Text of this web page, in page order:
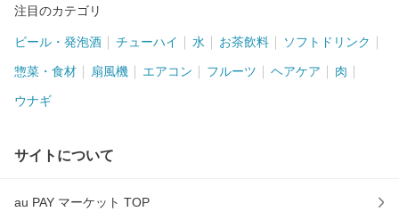
注目のカテゴリ
ビール・発泡酒 チューハイ 水 お茶飲料 ソフトドリンク
惣菜・食材 扇風機 エアコン フルーツ ヘアケア 肉
ウナギ
サイトについて
au PAY マーケット TOP